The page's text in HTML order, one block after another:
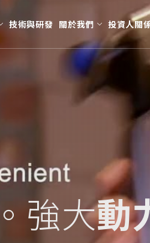
製化 溫控節能
商用電子膨脹閥
車用電子膨脹閥
醫
技術與研發 關於我們
公司簡介 組織架構
投資人關
財務業務資訊
每月營收
財務報告
重大訊息
股東會資訊
股東會資料
主要股東名單
公司治理
董事會及公司治理主管
功能性委員會
接班規劃
公司治理及重要規章
內部稽核
智慧財產管理計劃
資通安全
人才招募
強大動